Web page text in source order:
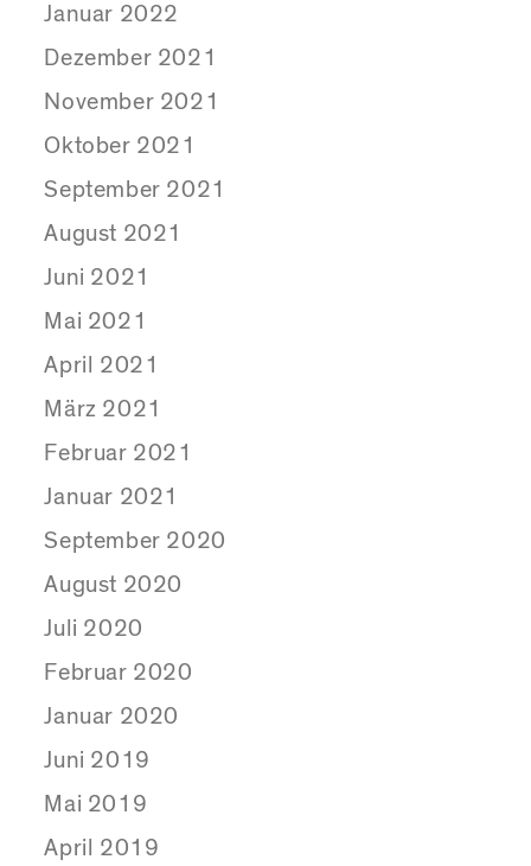
Januar 2022
Dezember 2021
November 2021
Oktober 2021
September 2021
August 2021
Juni 2021
Mai 2021
April 2021
März 2021
Februar 2021
Januar 2021
September 2020
August 2020
Juli 2020
Februar 2020
Januar 2020
Juni 2019
Mai 2019
April 2019